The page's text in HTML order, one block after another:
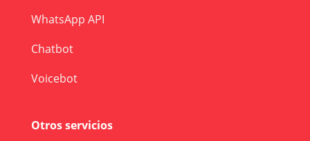
WhatsApp API
Chatbot
Voicebot
Otros servicios